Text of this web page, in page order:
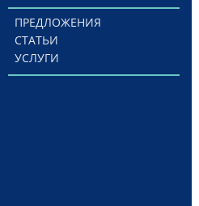
ПРЕДЛОЖЕНИЯ
СТАТЬИ
УСЛУГИ